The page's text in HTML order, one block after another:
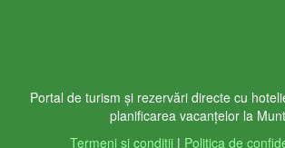
Portal de turism și rezervări directe cu
planificarea vacanțelor la
Termeni si conditii | Politica de